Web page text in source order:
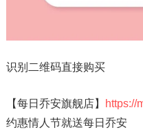
识别二维码直接购买
【每日乔安旗舰店】 https://
约惠情人节就送每日乔安